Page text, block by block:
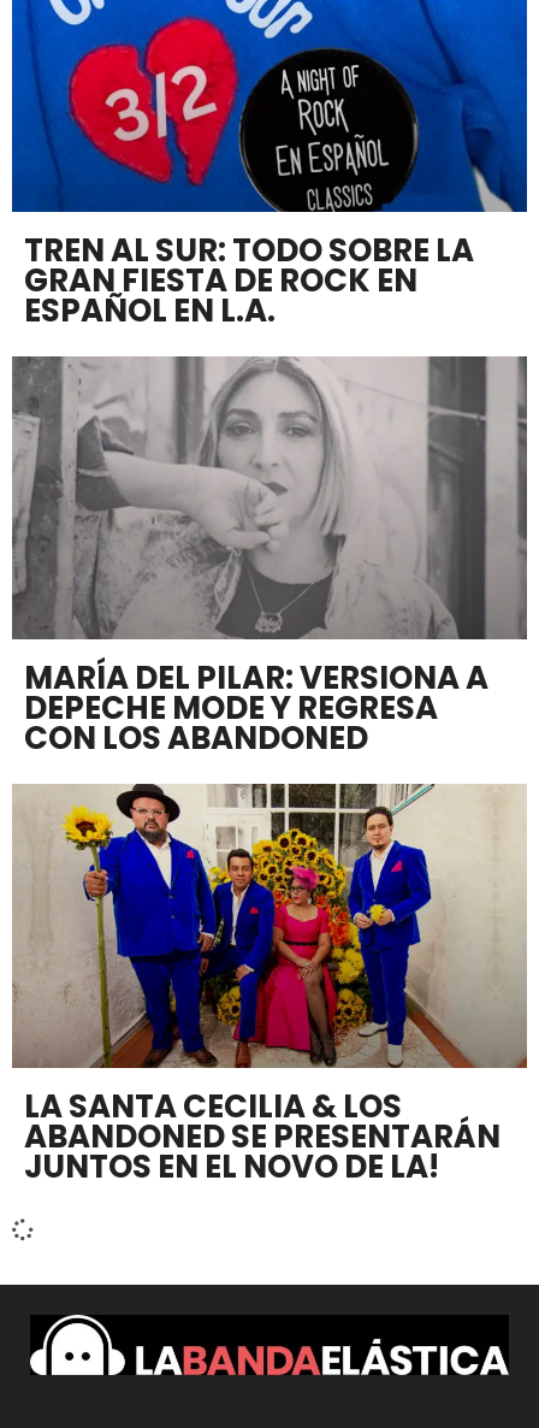
TREN AL SUR: TODO SOBRE LA
GRAN FIESTA DE ROCK EN
ESPAÑOL EN L.A.
MARÍA DEL PILAR: VERSIONA A
DEPECHE MODE Y REGRESA
CON LOS ABANDONED
LA SANTA CECILIA & LOS
ABANDONED SE PRESENTARÁN
JUNTOS EN EL NOVO DE LA!